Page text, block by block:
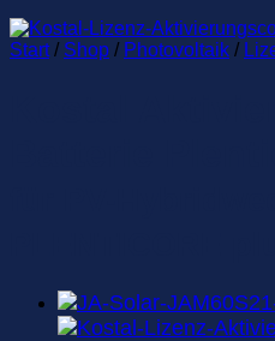
Start / Shop / Photovoltaik /